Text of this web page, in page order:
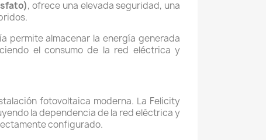
, ofrece una elevada seguridad, una
permite almacenar la energía generada
el consumo de la red eléctrica y
fotovoltaica moderna. La Felicity
la dependencia de la red eléctrica y
configurado.